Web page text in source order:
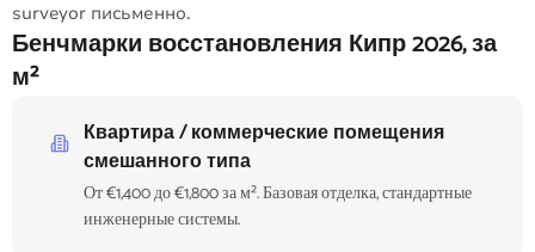
surveyor письменно.
Бенчмарки восстановления Кипр 2026, за
м²
Квартира / коммерческие помещения
смешанного типа
От €1,400 до €1,800 за м². Базовая отделка, стандартные
инженерные системы.